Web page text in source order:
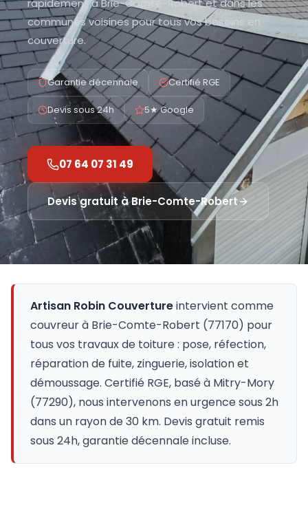
rapidement à Brie-Comte-Robert et dans les
communes voisines pour tous vos besoins en
couverture.
Garantie décennale Certifié RGE
Devis sous 24h 5★ Google
07 64 07 31 49
Devis gratuit àBrie-Comte-Robert
Artisan Robin Couvertureintervient comme
couvreur à Brie-Comte-Robert (77170) pour
tous vos travaux de toiture : pose, réfection,
réparation de fuite, zinguerie, isolation et
démoussage. Certifié RGE, basé à Mitry-Mory
(77290), nous intervenons en urgence sous 2h
dans un rayon de 30 km. Devis gratuit remis
sous 24h, garantie décennale incluse.